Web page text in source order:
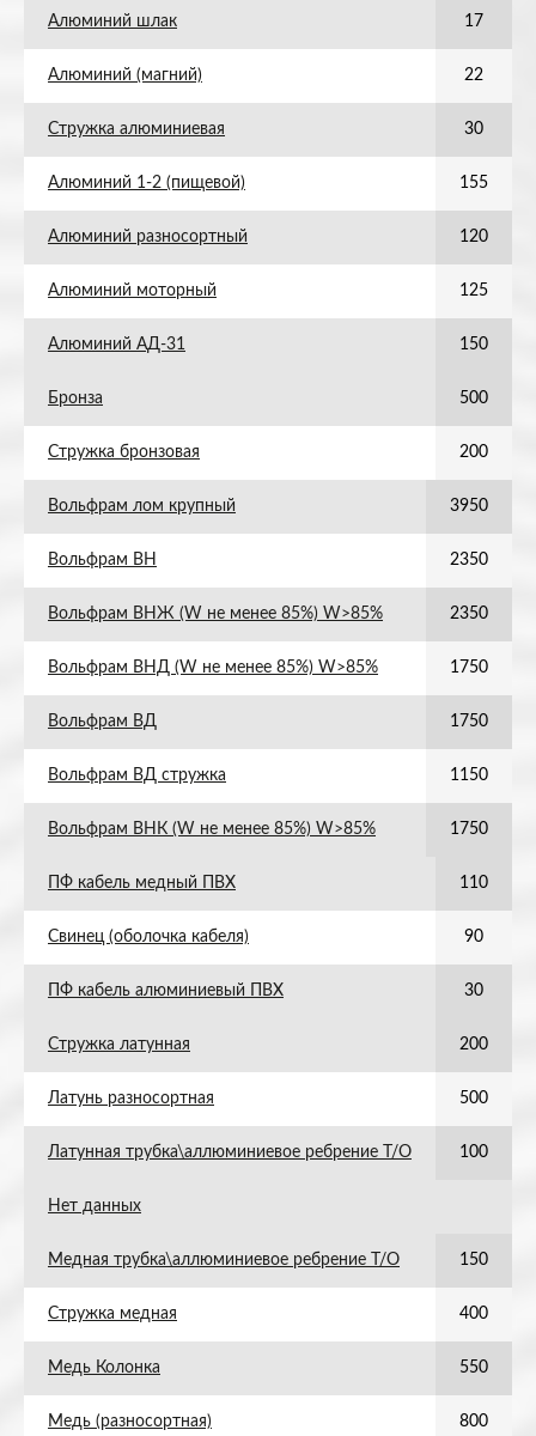
Алюминий шлак 17
Алюминий (магний) 22
Стружка алюминиевая 30
Алюминий 1-2 (пищевой) 155
Алюминий разносортный 120
Алюминий моторный 125
Алюминий АД-31 150
Бронза 500
Стружка бронзовая 200
Вольфрам лом крупный 3950
Вольфрам ВН 2350
Вольфрам ВНЖ (W не менее 85%) W>85% 2350
Вольфрам ВНД (W не менее 85%) W>85% 1750
Вольфрам ВД 1750
Вольфрам ВД стружка 1150
Вольфрам ВНК (W не менее 85%) W>85% 1750
ПФ кабель медный ПВХ 110
Свинец (оболочка кабеля) 90
ПФ кабель алюминиевый ПВХ 30
Стружка латунная 200
Латунь разносортная 500
Латунная трубка\аллюминиевое ребрение Т/О 100
Нет данных
Медная трубка\аллюминиевое ребрение Т/О 150
Стружка медная 400
Медь Колонка 550
Медь (разносортная) 800